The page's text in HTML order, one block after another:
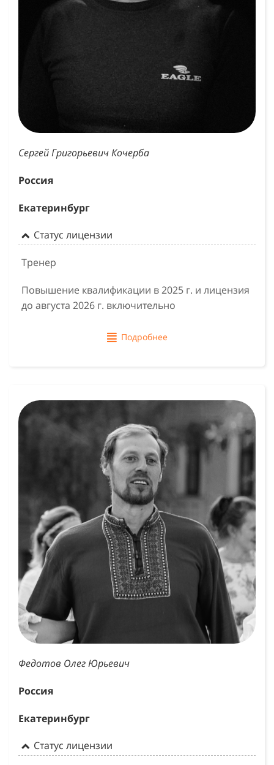
Сергей Григорьевич Кочерба
Россия
Екатеринбург
Статус лицензии
Тренер
Повышение квалификации в 2025 г. и лицензия
до августа 2026 г. включительно
Подробнее
Федотов Олег Юрьевич
Россия
Екатеринбург
Статус лицензии